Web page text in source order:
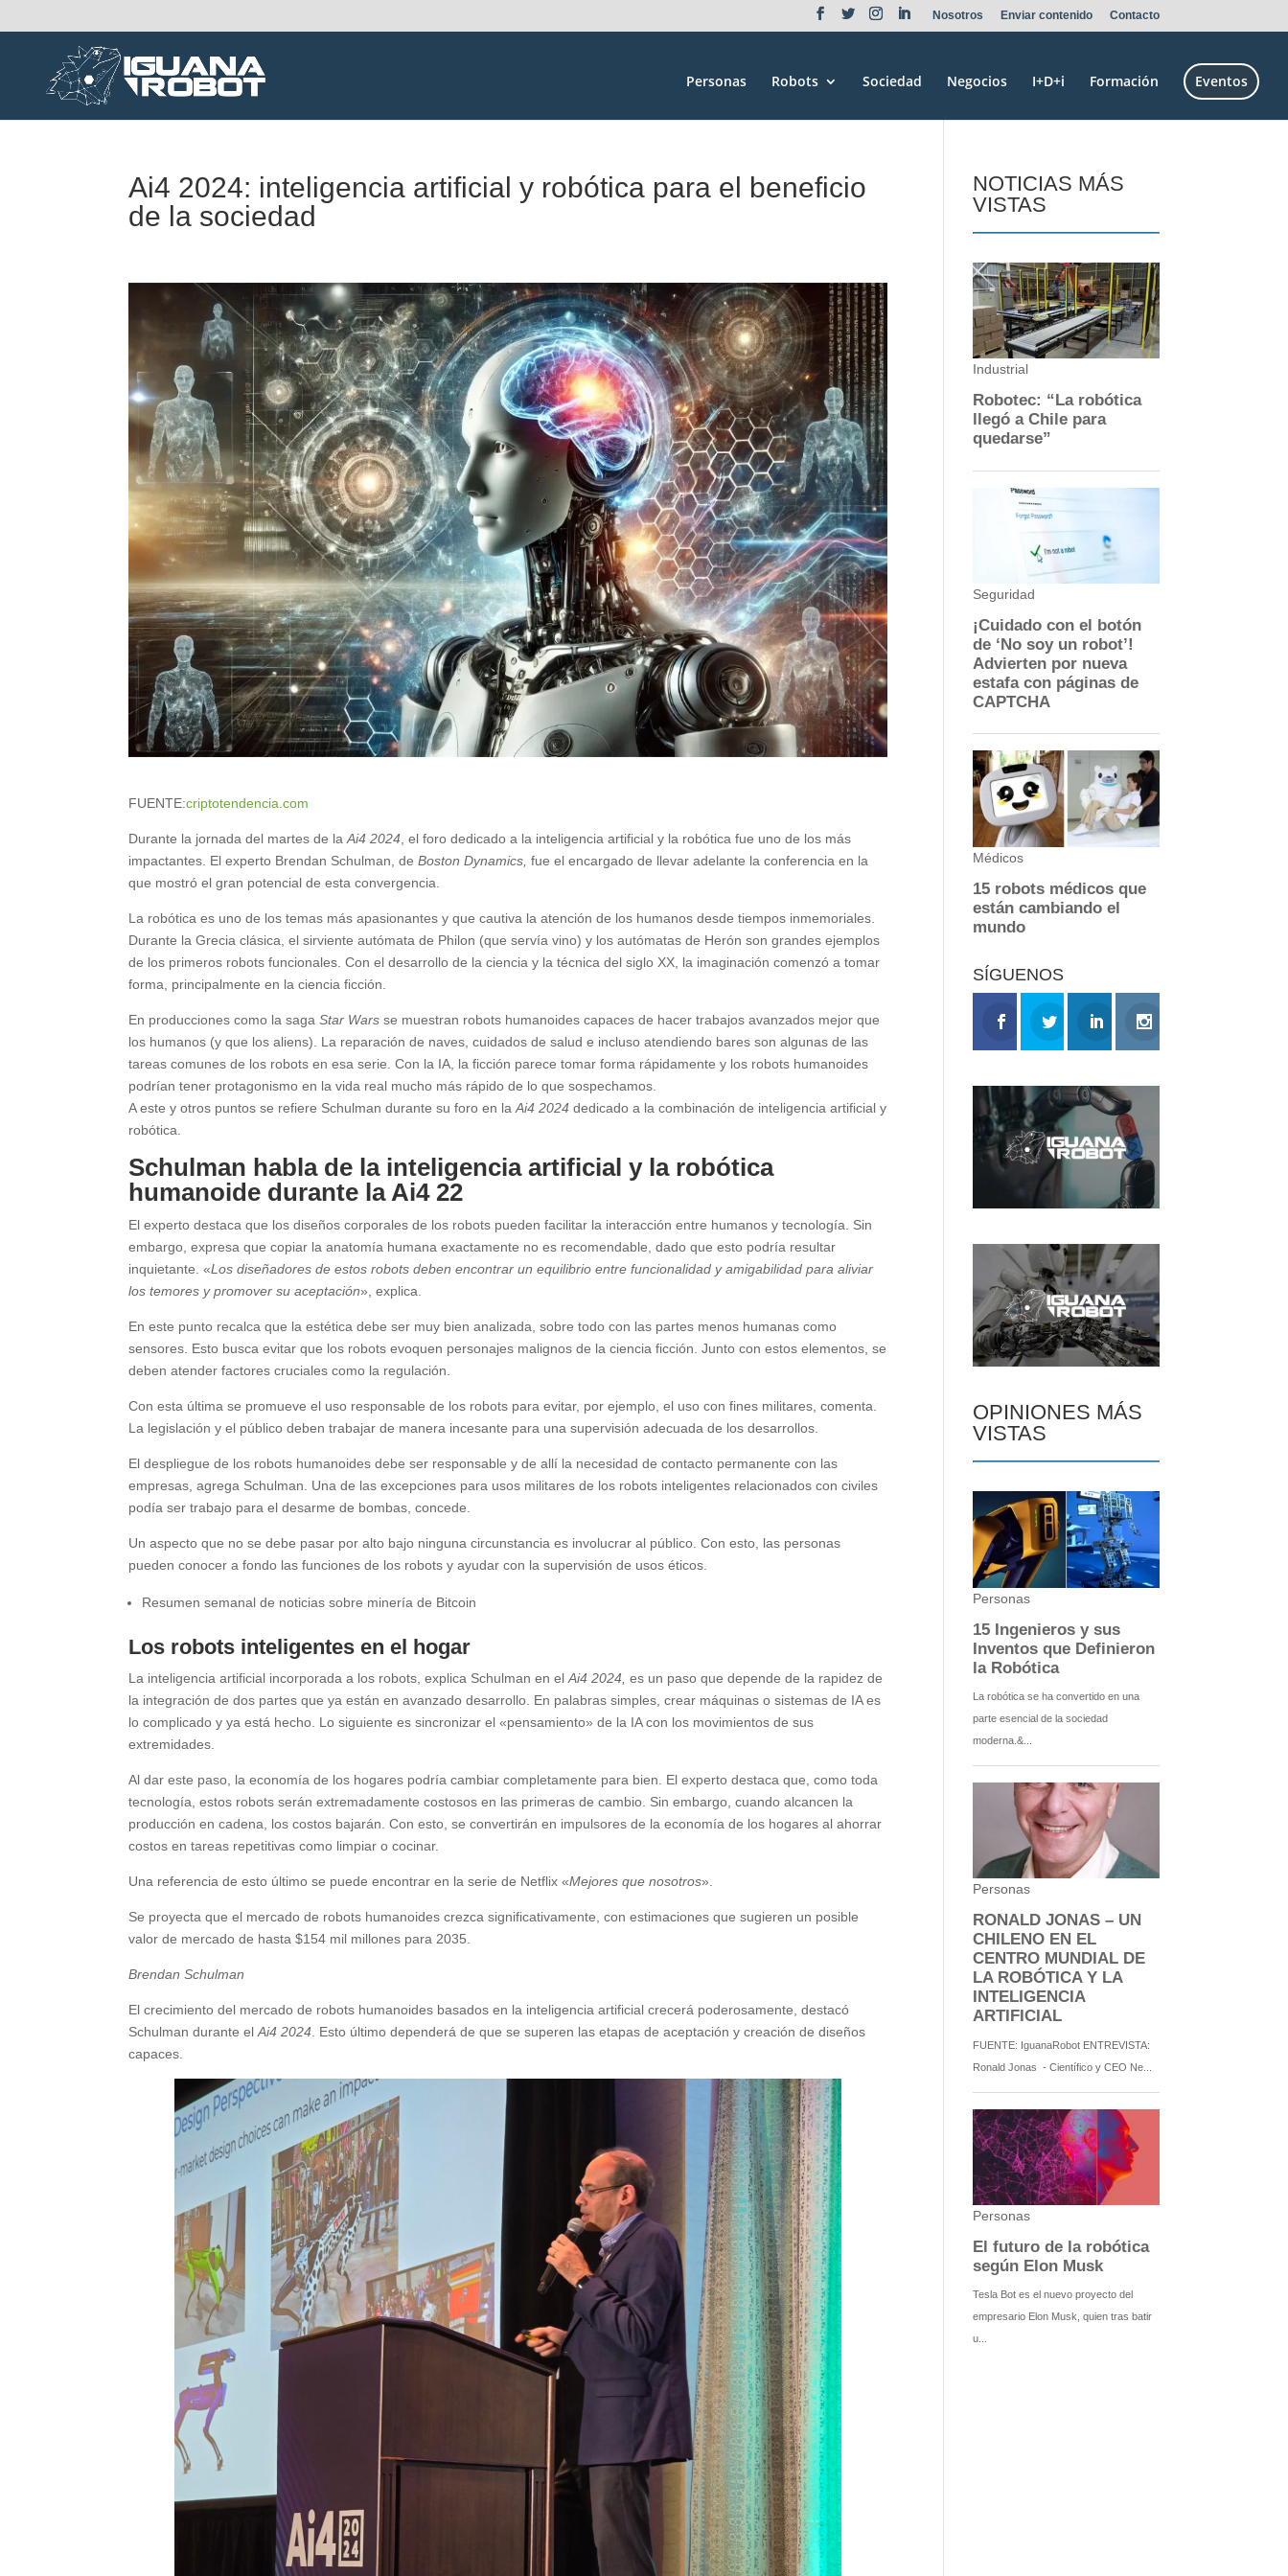
Nosotros Enviar contenido Contacto
Personas Robots Sociedad Negocios I+D+i Formación Eventos
Ai4 2024: inteligencia artificial y robótica para el beneficio
de la sociedad
FUENTE:criptotendencia.com
Durante la jornada del martes de laAi4 2024 , el foro dedicado a la inteligencia artificial y la robótica fue uno de los más
impactantes. El experto Brendan Schulman, deBoston Dynamics, fue el encargado de llevar adelante la conferencia en la
que mostró el gran potencial de esta convergencia.
La robótica es uno de los temas más apasionantes y que cautiva la atención de los humanos desde tiempos inmemoriales.
Durante la Grecia clásica, el sirviente autómata de Philon (que servía vino) y los autómatas de Herón son grandes ejemplos
de los primeros robots funcionales. Con el desarrollo de la ciencia y la técnica del siglo XX, la imaginación comenzó a tomar
forma, principalmente en la ciencia ficción.
En producciones como la sagaStar Warsse muestran robots humanoides capaces de hacer trabajos avanzados mejor que
los humanos (y que los aliens). La reparación de naves, cuidados de salud e incluso atendiendo bares son algunas de las
tareas comunes de los robots en esa serie. Con la IA, la ficción parece tomar forma rápidamente y los robots humanoides
podrían tener protagonismo en la vida real mucho más rápido de lo que sospechamos.
A este y otros puntos se refiere Schulman durante su foro en laAi4 2024 dedicado a la combinación de inteligencia artificial y
robótica.
Schulman habla de la inteligencia artificial y la robótica
humanoide durante la Ai4 22
El experto destaca que los diseños corporales de los robots pueden facilitar la interacción entre humanos y tecnología. Sin
embargo, expresa que copiar la anatomía humana exactamente no es recomendable, dado que esto podría resultar
inquietante. «Los diseñadores de estos robots deben encontrar un equilibrio entre funcionalidad y amigabilidad para aliviar
los temores y promover su aceptación», explica.
En este punto recalca que la estética debe ser muy bien analizada, sobre todo con las partes menos humanas como
sensores. Esto busca evitar que los robots evoquen personajes malignos de la ciencia ficción. Junto con estos elementos, se
deben atender factores cruciales como la regulación.
Con esta última se promueve el uso responsable de los robots para evitar, por ejemplo, el uso con fines militares, comenta.
La legislación y el público deben trabajar de manera incesante para una supervisión adecuada de los desarrollos.
El despliegue de los robots humanoides debe ser responsable y de allí la necesidad de contacto permanente con las
empresas, agrega Schulman. Una de las excepciones para usos militares de los robots inteligentes relacionados con civiles
podía ser trabajo para el desarme de bombas, concede.
Un aspecto que no se debe pasar por alto bajo ninguna circunstancia es involucrar al público. Con esto, las personas
pueden conocer a fondo las funciones de los robots y ayudar con la supervisión de usos éticos.
Resumen semanal de noticias sobre minería de Bitcoin
Los robots inteligentes en el hogar
La inteligencia artificial incorporada a los robots, explica Schulman en elAi4 2024,es un paso que depende de la rapidez de
la integración de dos partes que ya están en avanzado desarrollo. En palabras simples, crear máquinas o sistemas de IA es
lo complicado y ya está hecho. Lo siguiente es sincronizar el «pensamiento» de la IA con los movimientos de sus
extremidades.
Al dar este paso, la economía de los hogares podría cambiar completamente para bien. El experto destaca que, como toda
tecnología, estos robots serán extremadamente costosos en las primeras de cambio. Sin embargo, cuando alcancen la
producción en cadena, los costos bajarán. Con esto, se convertirán en impulsores de la economía de los hogares al ahorrar
costos en tareas repetitivas como limpiar o cocinar.
Una referencia de esto último se puede encontrar en la serie de Netflix «Mejores que nosotros».
Se proyecta que el mercado de robots humanoides crezca significativamente, con estimaciones que sugieren un posible
valor de mercado de hasta $154 mil millones para 2035.
Brendan Schulman
El crecimiento del mercado de robots humanoides basados en la inteligencia artificial crecerá poderosamente, destacó
Schulman durante elAi4 2024 . Esto último dependerá de que se superen las etapas de aceptación y creación de diseños
capaces.
NOTICIAS MÁS
VISTAS
SÍGUENOS
OPINIONES MÁS
VISTAS